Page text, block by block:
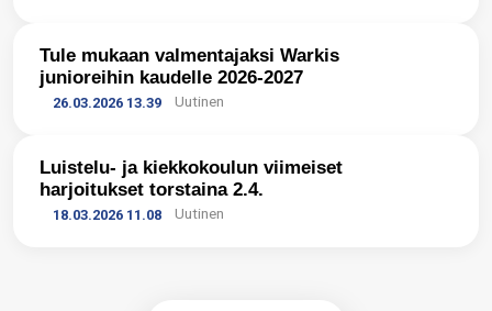
​Tule mukaan valmentajaksi Warkis
junioreihin kaudelle 2026-2027
26.03.2026 13.39 Uutinen
Luistelu- ja kiekkokoulun viimeiset
harjoitukset torstaina 2.4.
18.03.2026 11.08 Uutinen